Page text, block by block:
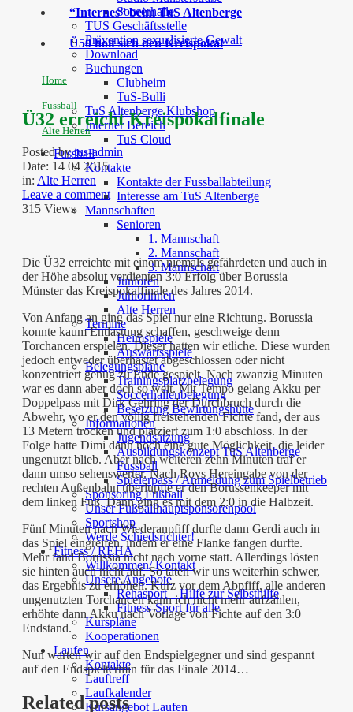
Soccerhalle
TUS Geschäftsstelle
Prävention sexualisierte Gewalt
Download
Buchungen
Clubheim
TuS-Bulli
TuS Altenberge Klubshop
Interner Bereich
TuS Cloud
Fussball
Kontakte
Kontakte der Fussballabteilung
Interesse am TuS Altenberge
Mannschaften
Senioren
1. Mannschaft
2. Mannschaft
3. Mannschaft
Junioren
Juniorinnen
Alte Herren
Termine
Heimspiele
Auswärtsspiele
Belegungspläne
Trainingsplatzbelegung
Soccerhallenbelegung
Besetzung Bewirtungshütte
Informationen
Jugendsatzung
Ausbildungskonzept TuS Altenberge
Fussball
Spielerpass / Anmeldung zum Spielbetrieb
Sponsoring Fußball
Unser Fußballhauptsponsorenpool
Sportshop
Werde Schiedsrichter!
Fitness / REHA
Willkommen/ Kontakt
Unsere Angebote
Rehasport – Hilfe zur Selbsthilfe
Fitness-Sport für alle
Kurspläne
Kooperationen
Laufen
Kontakte
Lauftreff
Laufkalender
Kursangebot Laufen
“Internes” beim TuS Altenberge
Ü50 holt sich den Kreispokal
Home
Fussball
Alte Herren
Ü32 erreicht Kreispokalfinale
Posted bytus-admin
Date: 14 04 2015
in: Alte Herren
Leave a comment
315 Views
Die Ü32 erreichte mit einem niemals gefährdeten und auch in
der Höhe absolut verdienten 3:0 Erfolg über Borussia
Münster das Kreispokalfinale des Jahres 2014.
Von Anfang an ging das Spiel nur eine Richtung. Borussia
konnte kaum Entlastung schaffen, geschweige denn
Torchancen erspielen. Dieser hatten wir etliche. Diese wurden
jedoch entweder überhastet abgeschlossen oder nicht
konzentriert genug zu Ende gespielt. Nach zwanzig Minuten
war es dann aber doch so weit. Mit Tempo gelang Akku per
Doppelpass mit Dirk Gehring der Durchbruch durch die
Abwehr, wo er den völlig freistehenden Fichte fand, der aus
13 Metern trocken und platziert zum 1:0 abschloss. In der
Folge hatte Dimi dann noch eine gute Möglichkeit, die leider
ungenutzt blieb. Aber nach weiteren zehn Minuten traf er
dann umso sehenswerter. Nach Roys Hereingabe von der
rechten Außenbahn überlupfte er den Borussenkeeper mit
dem linken Fuß. Dann ging es mit dem 2:0 in die Halbzeit.
Fünf Minuten nach Wiederanpfiff durfte dann Gerdi auch in
das Spiel eingreifen, indem er eine Flanke fangen durfte.
Mehr fand Borussia nicht nach vorne statt. Allerdings lösten
sie hinten auch nicht auf. So taten wir uns weiterhin schwer,
das Ergebnis zu erhöhen. Kurz vor dem Abpfiff, alle anderen
ungenutzten Torchancen kann ich nicht mehr aufzählen,
erhöhte dann Akku nach Vorlage von Fichte auf den 3:0
Endstand.
Nun warten wir auf den Endspielgegner und sind gespannt
auf den Endspieltermin für das Finale 2014…
Related posts